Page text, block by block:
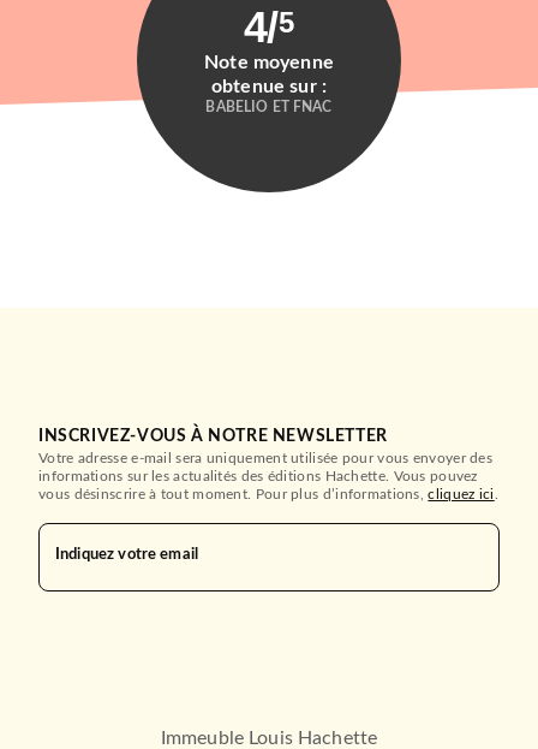
4/5
Note moyenne
obtenue sur :
BABELIO ET FNAC
INSCRIVEZ-VOUS À NOTRE NEWSLETTER
Votre adresse e-mail sera uniquement utilisée pour vous envoyer des
informations sur les actualités des éditions Hachette. Vous pouvez
vous désinscrire à tout moment. Pour plus d’informations,cliquez ici
Indiquez votre email
Immeuble Louis Hachette